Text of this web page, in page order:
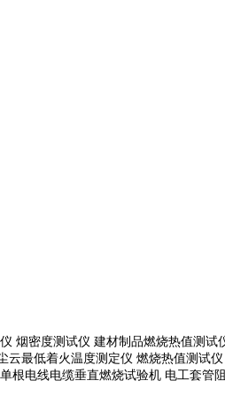
烟密度测试仪 建材制品燃烧热值测试
最低着火温度测定仪 燃烧热值测试
单根电线电缆垂直燃烧试验机 电工套管